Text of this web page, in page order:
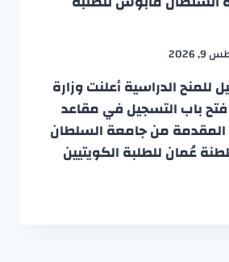
2026
للمنح الدراسية أعلنت وزارة
فتح باب التسجيل في مقاعد
المقدمة من جامعة السلطان
عُمان للطلبة الكويتيين